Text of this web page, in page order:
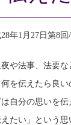
年1月27日第8
や法事、法要
を伝えたら良
は自分の思いを
えたい」という